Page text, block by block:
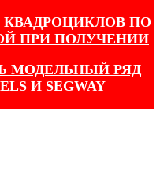
ПО
ПРИ ПОЛУЧЕНИИ
МОДЕЛЬНЫЙ РЯД
И SEGWAY